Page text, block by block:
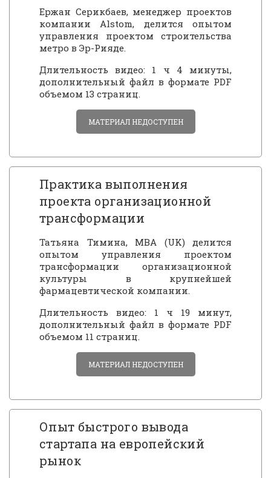
Ержан Серикбаев, менеджер проектов
компании Alstom, делится опытом
управления проектом строительства
метро в Эр-Рияде.
Длительность видео: 1 ч 4 минуты,
дополнительный файл в формате PDF
объемом 13 страниц.
МАТЕРИАЛ НЕДОСТУПЕН
Практика выполнения
проекта организационной
трансформации
Татьяна Тимина, MBA (UK) делится
опытом управления проектом
трансформации организационной
культуры в крупнейшей
фармацевтической компании.
Длительность видео: 1 ч 19 минут,
дополнительный файл в формате PDF
объемом 11 страниц.
МАТЕРИАЛ НЕДОСТУПЕН
Опыт быстрого вывода
стартапа на европейский
рынок